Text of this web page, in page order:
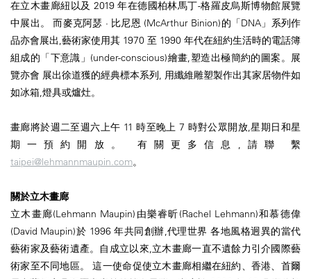
在立木畫廊紐以及 2019 年在德國柏林馬丁-格羅皮烏斯博物館展覽
中展出。 而麥克阿瑟 · 比尼恩 (McArthur Binion)的「DNA」系列作
品亦會展出,藝術家使用其 1970 至 1990 年代在紐約生活時的電話簿
組成的「下意識」(under-conscious)繪畫,塑造出極簡約的圖案。展
覽亦會 展出徐道獲的經典標本系列, 用纖維雕塑製作出其家居物件如
如冰箱,燈具或爐灶。
畫廊將於週二至週六上午 11 時至晚上 7 時對公眾開放,星期日和星
期一預約開放。 有關更多信息,請聯 繫
taipei@lehmannmaupin.com。
關於立木畫廊
立木畫廊(Lehmann Maupin)由樂睿昕(Rachel Lehmann)和慕德偉
(David Maupin)於 1996 年共同創辦,代理世界 各地風格迥異的當代
藝術家及藝術遺產。自成立以來,立木畫廊一直不遺餘力引介國際藝
術家至不同地區。 這一使命促使立木畫廊相繼在紐約、香港、首爾